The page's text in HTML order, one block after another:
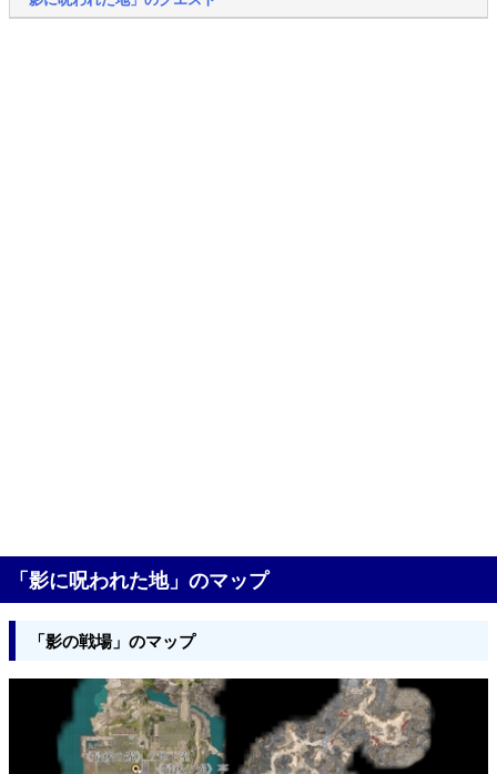
「影に呪われた地」のマップ
「影の戦場」のマップ